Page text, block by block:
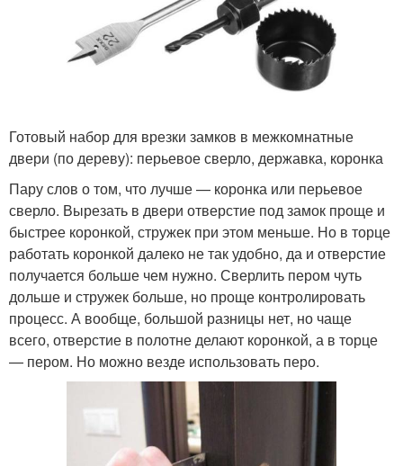
Готовый набор для врезки замков в межкомнатные
двери (по дереву): перьевое сверло, державка, коронка
Пару слов о том, что лучше — коронка или перьевое
сверло. Вырезать в двери отверстие под замок проще и
быстрее коронкой, стружек при этом меньше. Но в торце
работать коронкой далеко не так удобно, да и отверстие
получается больше чем нужно. Сверлить пером чуть
дольше и стружек больше, но проще контролировать
процесс. А вообще, большой разницы нет, но чаще
всего, отверстие в полотне делают коронкой, а в торце
— пером. Но можно везде использовать перо.